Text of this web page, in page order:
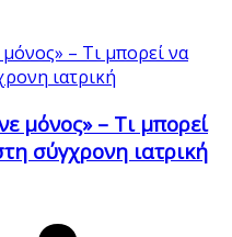
μόνος» – Τι μπορεί
σύγχρονη ιατρική